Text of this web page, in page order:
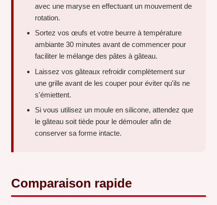
avec une maryse en effectuant un mouvement de
rotation.
Sortez vos œufs et votre beurre à température
ambiante 30 minutes avant de commencer pour
faciliter le mélange des pâtes à gâteau.
Laissez vos gâteaux refroidir complètement sur
une grille avant de les couper pour éviter qu'ils ne
s'émiettent.
Si vous utilisez un moule en silicone, attendez que
le gâteau soit tiède pour le démouler afin de
conserver sa forme intacte.
Comparaison rapide